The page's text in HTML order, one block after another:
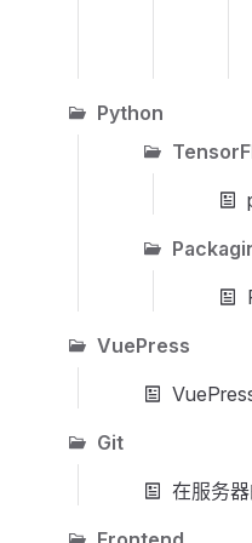
Python
VuePress
Git
在服务